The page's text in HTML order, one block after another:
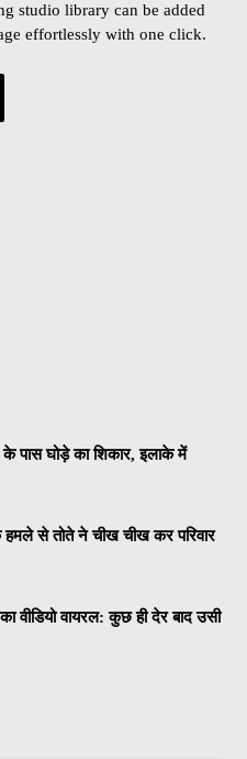
studio library can be added
effortlessly with one click.
के पास घोड़े का शिकार, इलाके में
के हमले से तोते ने चीख चीख कर परिवार
वीडियो वायरल: कुछ ही देर बाद उसी